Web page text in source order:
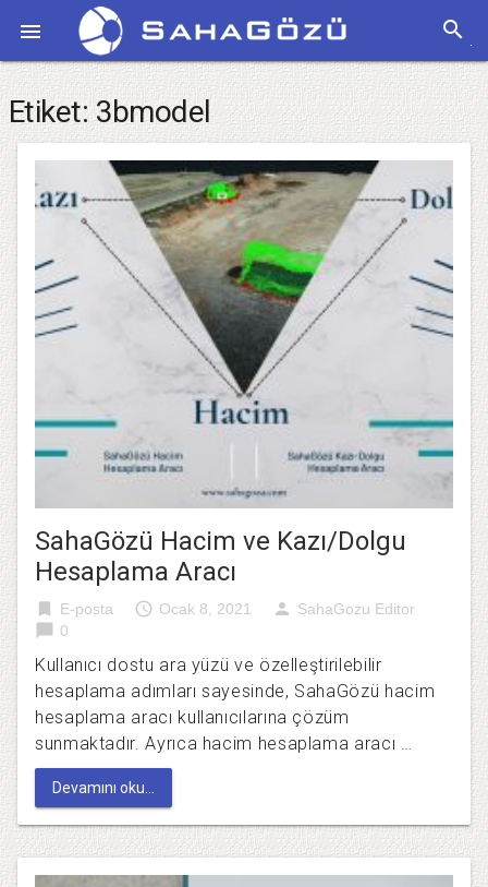
 search
Etiket: 3bmodel
SahaGözü Hacim ve Kazı/Dolgu
Hesaplama Aracı
bookmark E-posta access_time Ocak 8, 2021 person SahaGozu Editor
chat_bubble 0
Kullanıcı dostu ara yüzü ve özelleştirilebilir
hesaplama adımları sayesinde, SahaGözü hacim
hesaplama aracı kullanıcılarına çözüm
sunmaktadır. Ayrıca hacim hesaplama aracı …
Devamını oku...